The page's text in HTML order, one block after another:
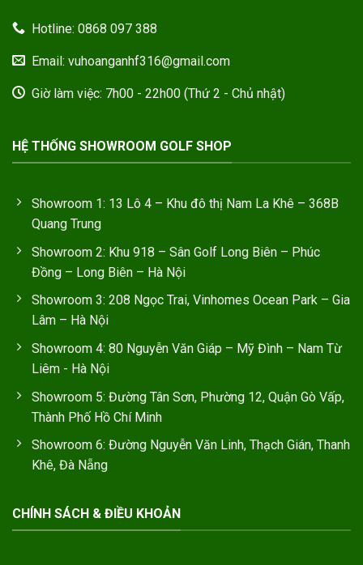
Hotline: 0868 097 388
Email: vuhoanganhf316@gmail.com
Giờ làm việc: 7h00 - 22h00 (Thứ 2 - Chủ nhật)
HỆ THỐNG SHOWROOM GOLF SHOP
Showroom 1: 13 Lô 4 – Khu đô thị Nam La Khê – 368B
Quang Trung
Showroom 2: Khu 918 – Sân Golf Long Biên – Phúc
Đồng – Long Biên – Hà Nội
Showroom 3: 208 Ngọc Trai, Vinhomes Ocean Park – Gia
Lâm – Hà Nội
Showroom 4: 80 Nguyễn Văn Giáp – Mỹ Đình – Nam Từ
Liêm - Hà Nội
Showroom 5: Đường Tân Sơn, Phường 12, Quận Gò Vấp,
Thành Phố Hồ Chí Minh
Showroom 6: Đường Nguyễn Văn Linh, Thạch Gián, Thanh
Khê, Đà Nẵng
CHÍNH SÁCH & ĐIỀU KHOẢN